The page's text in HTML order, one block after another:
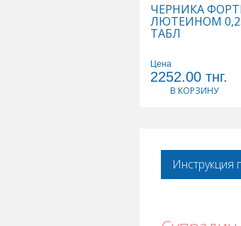
ЧЕРНИКА
ЛЮТЕИНОМ
ТАБЛ
Цена
2252.00 тнг.
В КОРЗИНУ